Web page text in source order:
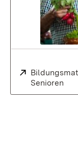
Extern:
Senioren